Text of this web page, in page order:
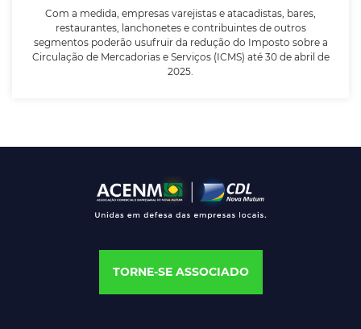
Com a medida, empresas varejistas e atacadistas, bares,
restaurantes, lanchonetes e contribuintes de outros
segmentos poderão usufruir da redução do Imposto sobre a
Circulação de Mercadorias e Serviços (ICMS) até 30 de abril de
2025.
TORNE-SE ASSOCIADO